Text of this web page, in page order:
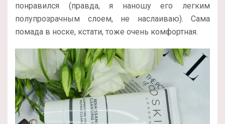
понравился (правда, я наношу его легким
полупрозрачным слоем, не наслаиваю). Сама
помада в носке, кстати, тоже очень комфортная.